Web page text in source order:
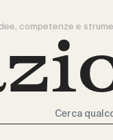
Idee, competenze e